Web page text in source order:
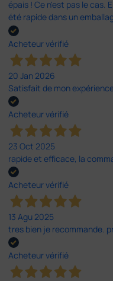
épais ! Ce n'est pas le cas.
été rapide dans un
Acheteur vérifié
20 Jan 2026
Satisfait de mon
Acheteur vérifié
23 Oct 2025
rapide et efficace, la
Acheteur vérifié
13 Agu 2025
tres bien je recommande.
Acheteur vérifié